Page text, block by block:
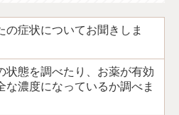
の症状についてお聞きしま
状態を調べたり、お薬が有効
な濃度になっているか調べま